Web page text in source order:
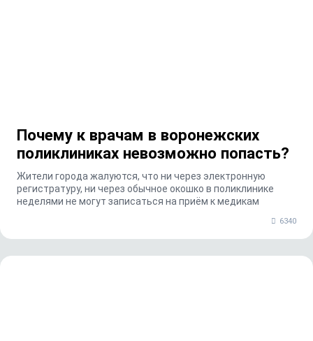
Почему к врачам в воронежских
поликлиниках невозможно попасть?
Жители города жалуются, что ни через электронную
регистратуру, ни через обычное окошко в поликлинике
неделями не могут записаться на приём к медикам
6340